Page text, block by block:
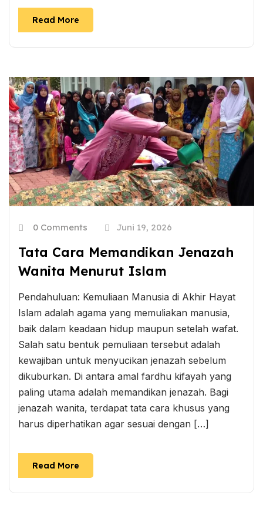
Read More
0 Comments Juni 19, 2026
Tata Cara Memandikan Jenazah
Wanita Menurut Islam
Pendahuluan: Kemuliaan Manusia di Akhir Hayat
Islam adalah agama yang memuliakan manusia,
baik dalam keadaan hidup maupun setelah wafat.
Salah satu bentuk pemuliaan tersebut adalah
kewajiban untuk menyucikan jenazah sebelum
dikuburkan. Di antara amal fardhu kifayah yang
paling utama adalah memandikan jenazah. Bagi
jenazah wanita, terdapat tata cara khusus yang
harus diperhatikan agar sesuai dengan […]
Read More